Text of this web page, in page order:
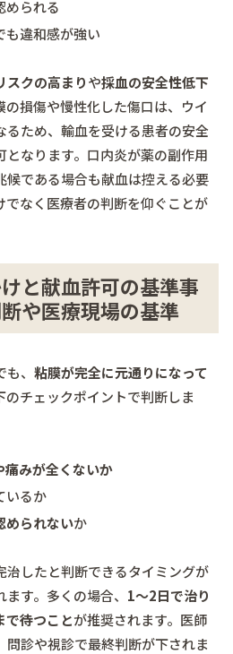
められる
も違和感が強い
スクの高まりや採血の安全性低下
損傷や慢性化した傷口は、ウイ
るため、輸血を受ける患者の安全
なります。口内炎が薬の副作用
候である場合も献血は控える必要
でなく医療者の判断を仰ぐことが
と献血許可の基準事
や医療現場の基準
、 粘膜が完全に元通りになって
のチェックポイントで判断しま
痛みが全くないか
いるか
められないか
治したと判断できるタイミングが
す。多くの場合、 1〜2日で治り
で待つことが推奨されます。医師
問診や視診で最終判断が下されま